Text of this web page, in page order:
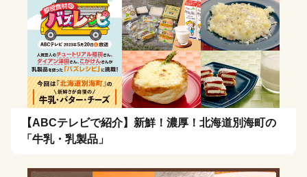
【ABCテレビで紹介】新鮮！濃厚！北海道別海町の
「牛乳・乳製品」